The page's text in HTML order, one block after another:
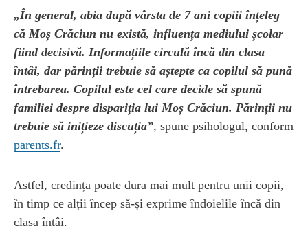
„În general, abia după vârsta de 7 ani copiii înțeleg
că Moș Crăciun nu există, influența mediului școlar
fiind decisivă. Informațiile circulă încă din clasa
întâi, dar părinții trebuie să aștepte ca copilul să pună
întrebarea. Copilul este cel care decide să spună
familiei despre dispariția lui Moș Crăciun. Părinții nu
trebuie să inițieze discuția”, spune psihologul, conform
parents.fr.
Astfel, credința poate dura mai mult pentru unii copii,
în timp ce alții încep să-și exprime îndoielile încă din
clasa întâi.